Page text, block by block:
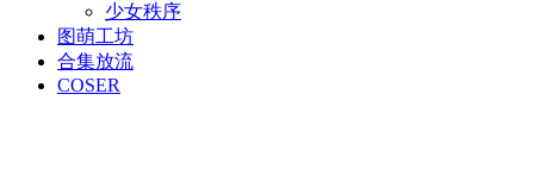
少女秩序
图萌工坊
合集放流
COSER